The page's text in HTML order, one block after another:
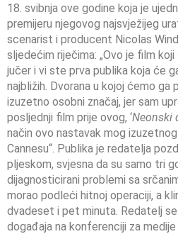
18. svibnja ove godine koja je
premijeru njegovog najsvježijeg
scenarist i producent Nicolas
sljedećim riječima: „Ovo je film
jučer i vi ste prva publika koja će
najbližih. Dvorana u kojoj ćemo ga
izuzetno osobni značaj, jer sam
posljednji film prije ovog, ‘Neonski
način ovo nastavak mog
Cannesu“. Publika je redatelja
pljeskom, svjesna da su samo tri
dijagnosticirani problemi sa
morao podleći hitnoj operaciji, a
dvadeset i pet minuta. Redatelj
događaja na konferenciji za